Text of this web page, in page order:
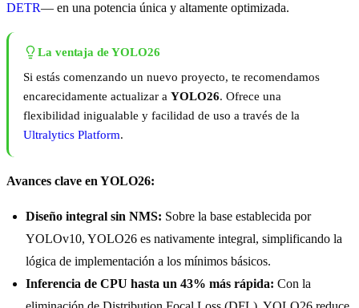
DETR— en una potencia única y altamente optimizada.
La ventaja de YOLO26
Si estás comenzando un nuevo proyecto, te recomendamos
encarecidamente actualizar a YOLO26. Ofrece una
flexibilidad inigualable y facilidad de uso a través de la
Ultralytics Platform.
Avances clave en YOLO26:
Diseño integral sin NMS: Sobre la base establecida por
YOLOv10, YOLO26 es nativamente integral, simplificando la
lógica de implementación a los mínimos básicos.
Inferencia de CPU hasta un 43% más rápida: Con la